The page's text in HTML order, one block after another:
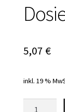
5,07 €
inkl. 19 %